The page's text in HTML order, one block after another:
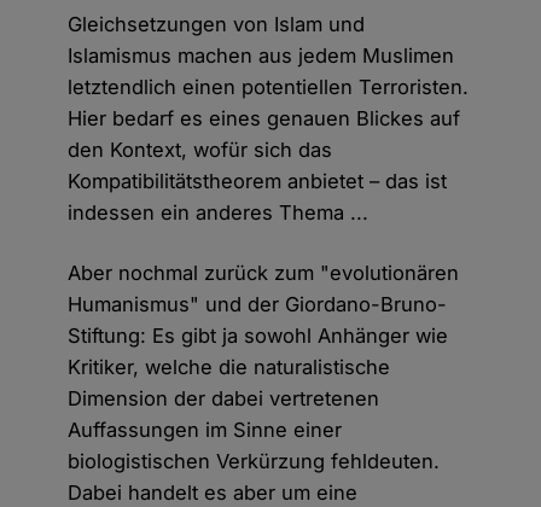
Gleichsetzungen von Islam und
Islamismus machen aus jedem Muslimen
letztendlich einen potentiellen Terroristen.
Hier bedarf es eines genauen Blickes auf
den Kontext, wofür sich das
Kompatibilitätstheorem anbietet – das ist
indessen ein anderes Thema ...
Aber nochmal zurück zum "evolutionären
Humanismus" und der Giordano-Bruno-
Stiftung: Es gibt ja sowohl Anhänger wie
Kritiker, welche die naturalistische
Dimension der dabei vertretenen
Auffassungen im Sinne einer
biologistischen Verkürzung fehldeuten.
Dabei handelt es aber um eine